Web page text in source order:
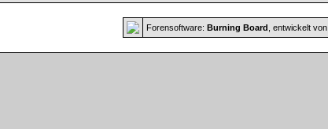
Forensoftware: Burning Board , entwickelt von